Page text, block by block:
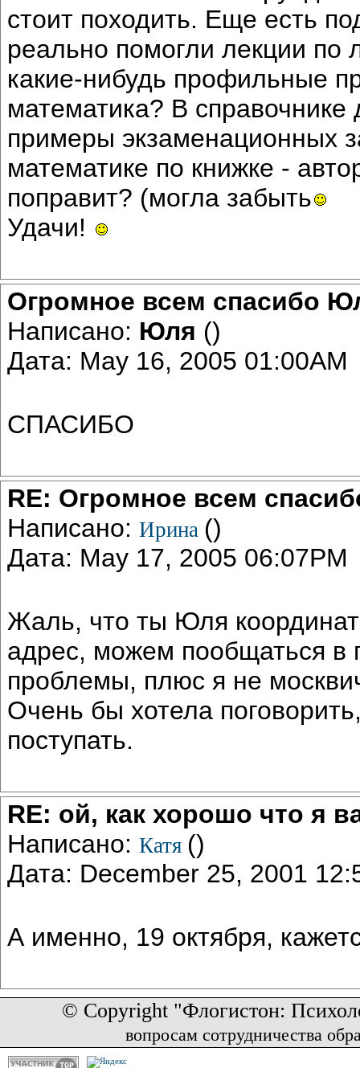
стоит походить. Еще есть
реально помогли лекции по
какие-нибудь профильные
математика? В
примеры экзаменационных
математике по книжке -
поправит? (могла забыть
Удачи!
Огромное всем спасибо
Написано: Юля ()
Дата: May 16, 2005 01:00AM
СПАСИБО
RE: Огромное всем
Написано: Ирина ()
Дата: May 17, 2005 06:07PM
Жаль, что ты Юля
адрес, можем пообщаться в
проблемы, плюс я не
Очень бы хотела
поступать.
RE: ой, как хорошо что я
Написано: Катя ()
Дата: December 25, 2001
А именно, 19 октября,
© Copyright "Флогистон:
вопросам сотрудничества